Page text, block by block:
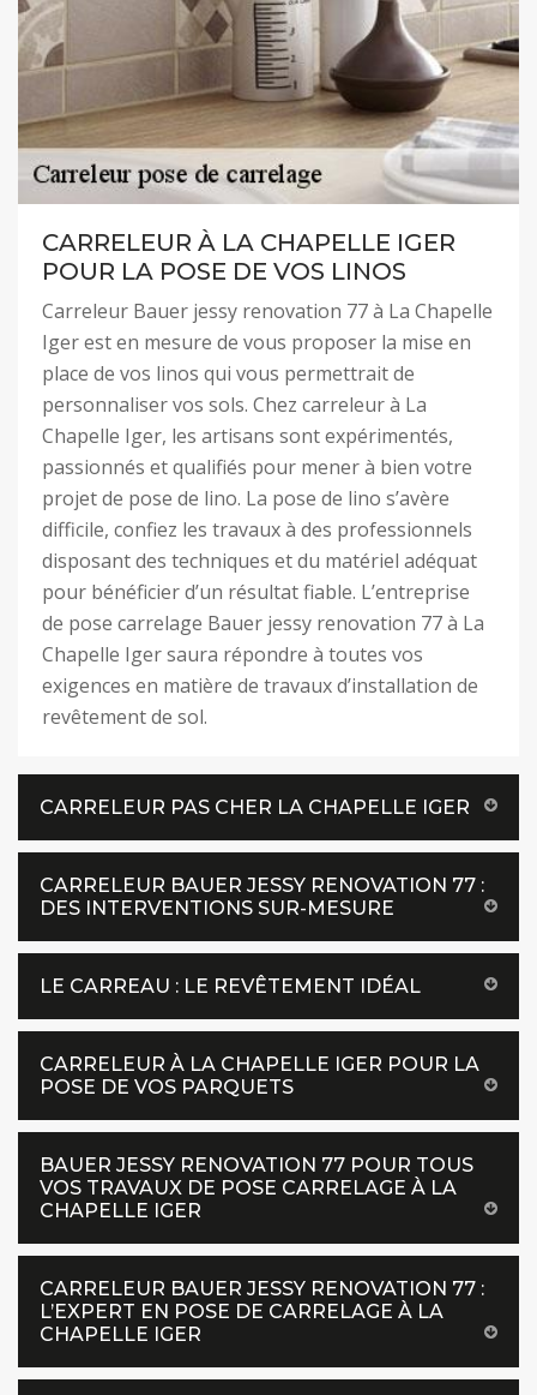
CARRELEUR À LA CHAPELLE IGER
POUR LA POSE DE VOS LINOS
Carreleur Bauer jessy renovation 77 à La Chapelle
Iger est en mesure de vous proposer la mise en
place de vos linos qui vous permettrait de
personnaliser vos sols. Chez carreleur à La
Chapelle Iger, les artisans sont expérimentés,
passionnés et qualifiés pour mener à bien votre
projet de pose de lino. La pose de lino s’avère
difficile, confiez les travaux à des professionnels
disposant des techniques et du matériel adéquat
pour bénéficier d’un résultat fiable. L’entreprise
de pose carrelage Bauer jessy renovation 77 à La
Chapelle Iger saura répondre à toutes vos
exigences en matière de travaux d’installation de
revêtement de sol.
CARRELEUR PAS CHER LA CHAPELLE IGER
CARRELEUR BAUER JESSY RENOVATION 77 :
DES INTERVENTIONS SUR-MESURE
LE CARREAU : LE REVÊTEMENT IDÉAL
CARRELEUR À LA CHAPELLE IGER POUR LA
POSE DE VOS PARQUETS
BAUER JESSY RENOVATION 77 POUR TOUS
VOS TRAVAUX DE POSE CARRELAGE À LA
CHAPELLE IGER
CARRELEUR BAUER JESSY RENOVATION 77 :
L’EXPERT EN POSE DE CARRELAGE À LA
CHAPELLE IGER